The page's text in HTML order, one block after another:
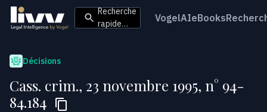
Recherche
rapide…
VogelAIeBooks
Décisions
Cass. crim., 23 novembre 1995, n° 94-
84.184